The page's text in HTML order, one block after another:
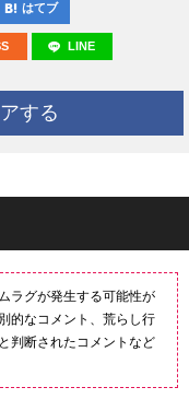
はてブ
LINE
する
ラグが発生する可能性が
的なコメント、荒らし行
判断されたコメントなど